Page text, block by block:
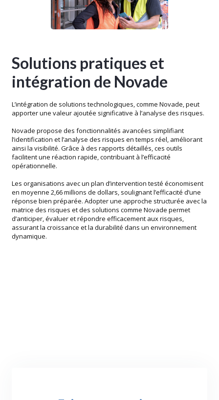
Solutions pratiques et
intégration de Novade
L’intégration de solutions technologiques, comme Novade, peut
apporter une valeur ajoutée significative à l’analyse des risques.
Novade propose des fonctionnalités avancées simplifiant
l’identification et l’analyse des risques en temps réel, améliorant
ainsi la visibilité. Grâce à des rapports détaillés, ces outils
facilitent une réaction rapide, contribuant à l’efficacité
opérationnelle.
Les organisations avec un plan d’intervention testé économisent
en moyenne 2,66 millions de dollars, soulignant l’efficacité d’une
réponse bien préparée. Adopter une approche structurée avec la
matrice des risques et des solutions comme Novade permet
d’anticiper, évaluer et répondre efficacement aux risques,
assurant la croissance et la durabilité dans un environnement
dynamique.